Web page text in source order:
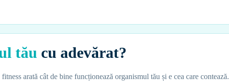
tău cu adevărat?
arată cât de bine funcționează organismul tău și e cea care contează.